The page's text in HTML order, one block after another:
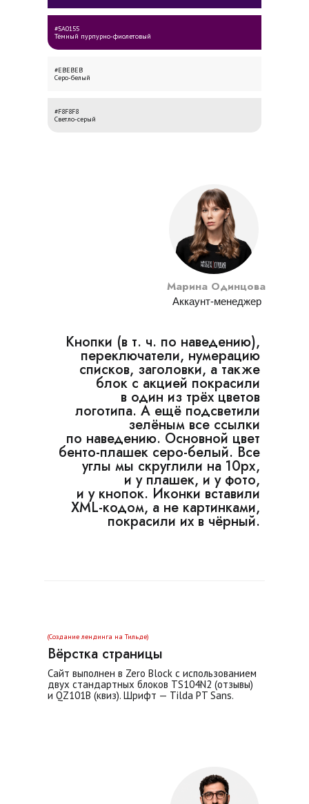
(Создание лендинга на Тильде)
Вёрстка страницы
Сайт выполнен в Zero Block с использованием
двух стандартных блоков TS104N2 (отзывы)
и QZ101B (квиз). Шрифт — Tilda PT Sans.
Марина Одинцова
Аккаунт-менеджер
Кнопки (в т. ч. по наведению),
переключатели, нумерацию
списков, заголовки, а также
блок с акцией покрасили
в один из трёх цветов
логотипа. А ещё подсветили
зелёным все ссылки
по наведению. Основной цвет
бенто-плашек серо-белый. Все
углы мы скруглили на 10px,
и у плашек, и у фото,
и у кнопок. Иконки вставили
XML-кодом, а не картинками,
покрасили их в чёрный.
#EBEBEB
Светло-серый
#F8F8F8
#5A0155
Серо-белый
Тёмный пурпурно-фиолетовый